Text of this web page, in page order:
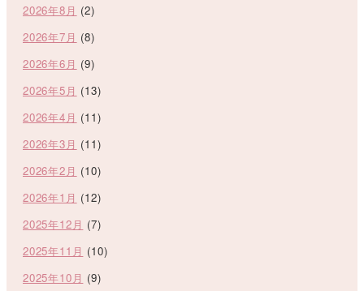
2026年8月 (2)
2026年7月 (8)
2026年6月 (9)
2026年5月 (13)
2026年4月 (11)
2026年3月 (11)
2026年2月 (10)
2026年1月 (12)
2025年12月 (7)
2025年11月 (10)
2025年10月 (9)